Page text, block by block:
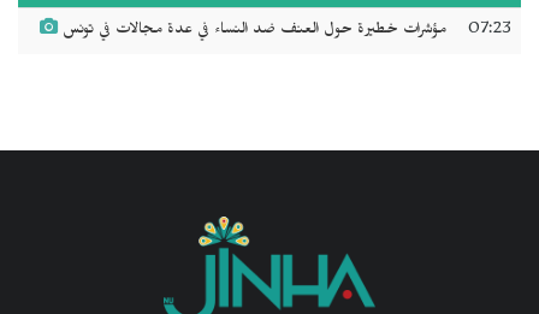
07:23 مؤشرات خطيرة حول العنف ضد النساء في عدة مجالات في تونس